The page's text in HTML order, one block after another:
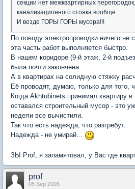
секции нет межквартирных
канализационного стояка вообще...
И везде ГОРЫ ГОРЫ мусора!!!
По поводу электропроводки ничего не
эта часть работ выполняется быстро.
В нашем коридоре (9-й этаж, 2-й
была почти закончена.
А в квартирах на солидную стяжку
Её проводят, думаю, только для того,
Когда Akhtubinets принимал квартиру
оставался строительный мусор - это
недели все вычистили.
Так что есть надежда, что разгребут.
Надежда - не умирай...
ЗЫ Prof, я запамятовал, у Вас где
prof
05 Sep 2005